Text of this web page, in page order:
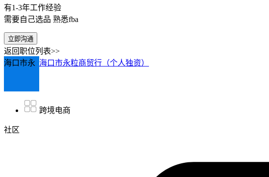
有1-3年工作经验
需要自己选品 熟悉fba
立即沟通
返回职位列表>>
海口市永 海口市永粒商贸行（个人独资）
跨境电商
社区